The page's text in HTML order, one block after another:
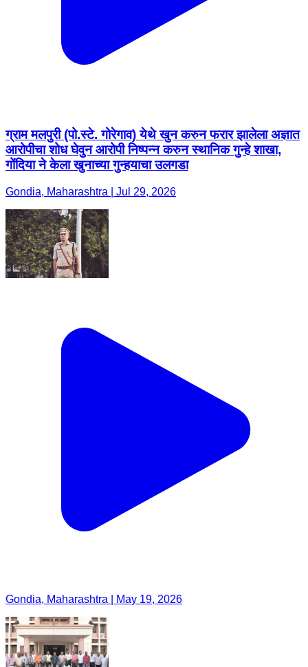
ग्राम मलपुरी (पो.स्टे. गोरेगाव) येथे खुन करुन फरार झालेला अज्ञात
आरोपीचा शोध घेवुन आरोपी निष्पन्न करुन स्थानिक गुन्हे शाखा,
गोंदिया ने केला खुनाच्या गुन्हयाचा उलगडा
Gondia, Maharashtra | Jul 29, 2026
Gondia, Maharashtra | May 19, 2026